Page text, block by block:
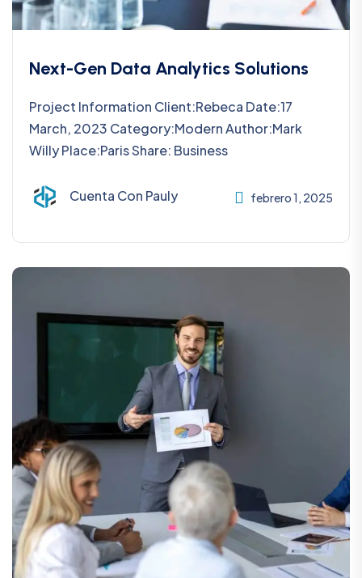
Next-Gen Data Analytics Solutions
Project Information Client:Rebeca Date:17
March, 2023 Category:Modern Author:Mark
Willy Place:Paris Share: Business
Cuenta Con Pauly febrero 1, 2025